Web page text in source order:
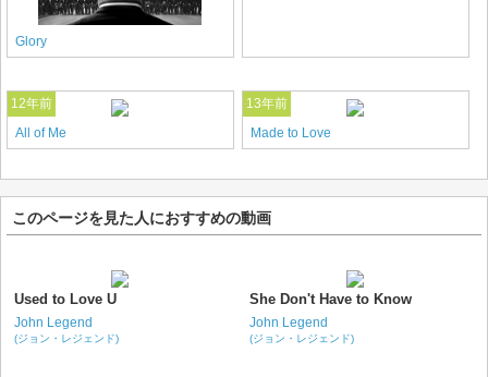
Glory
12年前
All of Me
13年前
Made to Love
このページを見た人におすすめの動画
Used to Love U
John Legend
(ジョン・レジェンド)
She Don't Have to Know
John Legend
(ジョン・レジェンド)